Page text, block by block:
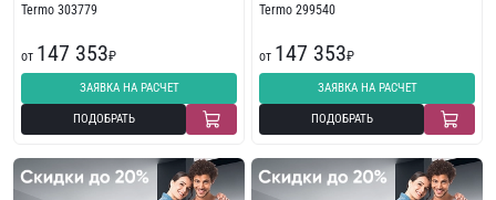
Termo 303779
от 147 353₽
ЗАЯВКА НА РАСЧЕТ
ПОДОБРАТЬ
Termo 299540
от 147 353₽
ЗАЯВКА НА РАСЧЕТ
ПОДОБРАТЬ